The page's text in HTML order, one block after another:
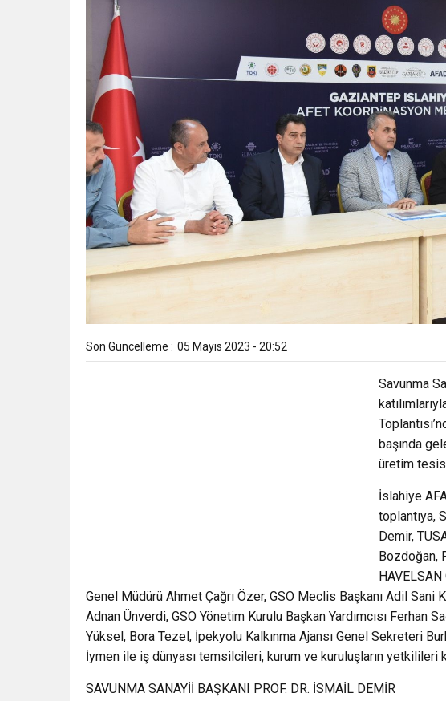
Son Güncelleme : 05 Mayıs 2023 - 20:52
Savunma
başında
üretim
İslahiye
toplantıya,
Demir,
Bozdoğan,
Genel Müdürü Ahmet Çağrı Özer, GSO Meclis Başkanı Adil Sani
Adnan Ünverdi, GSO Yönetim Kurulu Başkan Yardımcısı Ferhan
Yüksel, Bora Tezel, İpekyolu Kalkınma Ajansı Genel Sekreteri
İymen ile iş dünyası temsilcileri, kurum ve kuruluşların yetkilileri
SAVUNMA SANAYİİ BAŞKANI PROF. DR. İSMAİL DEMİR